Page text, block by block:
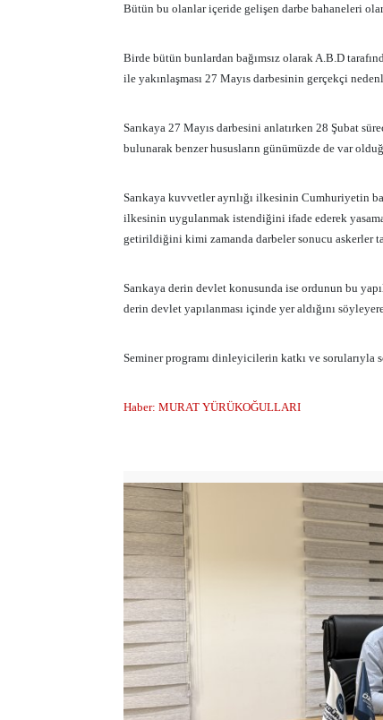
Bütün bu olanlar içeride gelişen darbe bahaneleri
Birde bütün bunlardan bağımsız olarak A.B.D
ile yakınlaşması 27 Mayıs darbesinin gerçekçi
Sarıkaya 27 Mayıs darbesini anlatırken 28 Şubat
bulunarak benzer hususların günümüzde de var
Sarıkaya kuvvetler ayrılığı ilkesinin Cumhuriyetin
ilkesinin uygulanmak istendiğini ifade ederek
getirildiğini kimi zamanda darbeler sonucu askerler
Sarıkaya derin devlet konusunda ise ordunun bu
derin devlet yapılanması içinde yer aldığını
Seminer programı dinleyicilerin katkı ve sorularıyla
Haber: MURAT YÜRÜKOĞULLARI